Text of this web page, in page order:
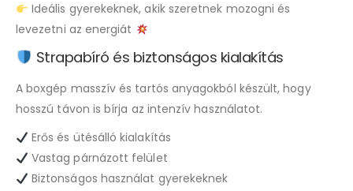
Ideális gyerekeknek, akik szeretnek mozogni és
levezetni az energiát
Strapabíró és biztonságos kialakítás
A boxgép masszív és tartós anyagokból készült, hogy
hosszú távon is bírja az intenzív használatot.
Erős és ütésálló kialakítás
Vastag párnázott felület
Biztonságos használat gyerekeknek